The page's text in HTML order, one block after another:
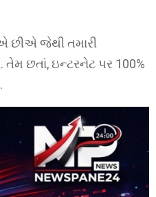
છીએ જેથી તમારી
તેમ છતાં, ઇન્ટરનેટ પર 100%